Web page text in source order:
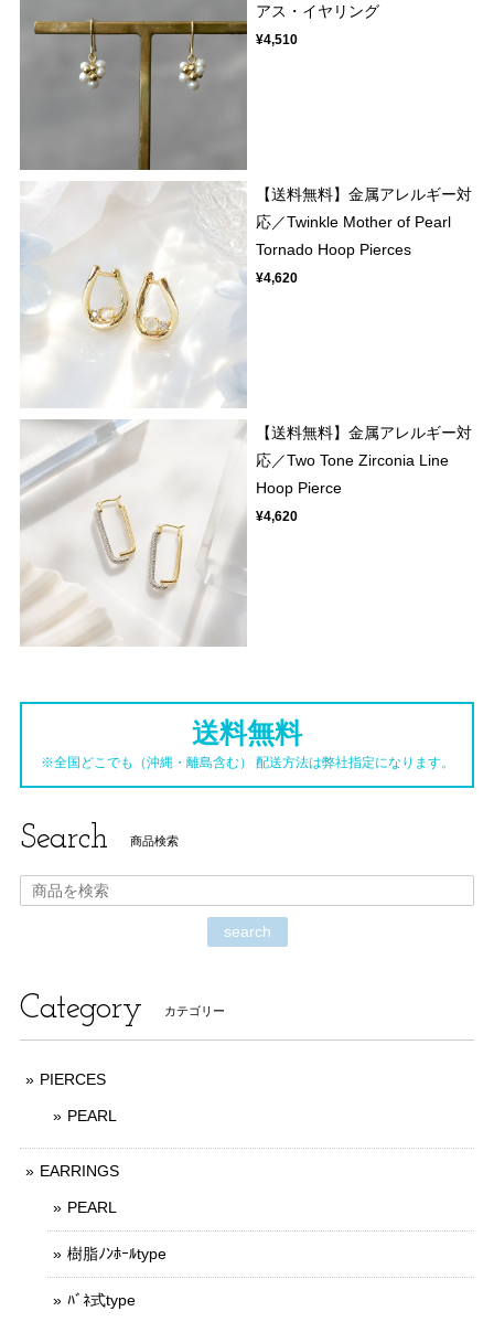
アス・イヤリング
¥4,510
【送料無料】金属アレルギー対
応／Twinkle Mother of Pearl
Tornado Hoop Pierces
¥4,620
【送料無料】金属アレルギー対
応／Two Tone Zirconia Line
Hoop Pierce
¥4,620
送料無料
※全国どこでも（沖縄・離島含む） 配送方法は弊社指定になります。
Search 商品検索
search
Category カテゴリー
PIERCES
PEARL
EARRINGS
PEARL
樹脂ﾉﾝﾎｰﾙtype
ﾊﾞﾈ式type